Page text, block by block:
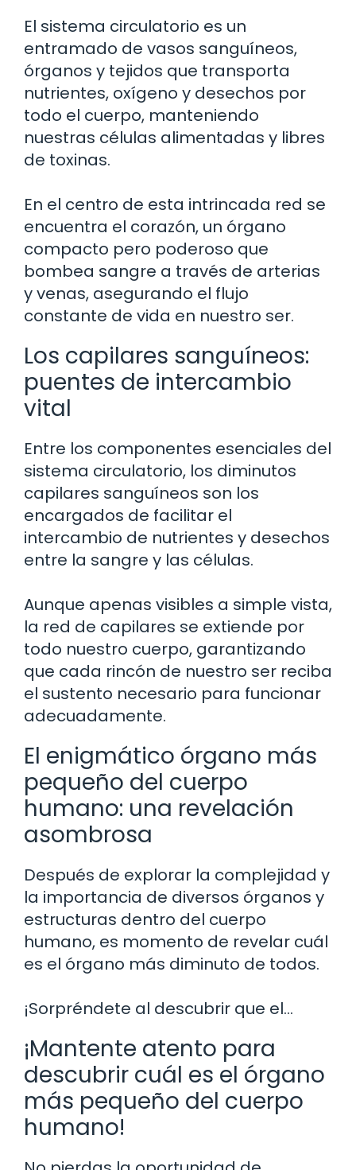
El sistema circulatorio es un
entramado de vasos sanguíneos,
órganos y tejidos que transporta
nutrientes, oxígeno y desechos por
todo el cuerpo, manteniendo
nuestras células alimentadas y libres
de toxinas.
En el centro de esta intrincada red se
encuentra el corazón, un órgano
compacto pero poderoso que
bombea sangre a través de arterias
y venas, asegurando el flujo
constante de vida en nuestro ser.
Los capilares sanguíneos:
puentes de intercambio
vital
Entre los componentes esenciales del
sistema circulatorio, los diminutos
capilares sanguíneos son los
encargados de facilitar el
intercambio de nutrientes y desechos
entre la sangre y las células.
Aunque apenas visibles a simple vista,
la red de capilares se extiende por
todo nuestro cuerpo, garantizando
que cada rincón de nuestro ser reciba
el sustento necesario para funcionar
adecuadamente.
El enigmático órgano más
pequeño del cuerpo
humano: una revelación
asombrosa
Después de explorar la complejidad y
la importancia de diversos órganos y
estructuras dentro del cuerpo
humano, es momento de revelar cuál
es el órgano más diminuto de todos.
¡Sorpréndete al descubrir que el…
¡Mantente atento para
descubrir cuál es el órgano
más pequeño del cuerpo
humano!